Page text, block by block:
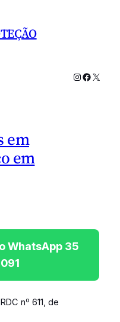
Instagram
X
em
em
WhatsApp 35
nº 611, de